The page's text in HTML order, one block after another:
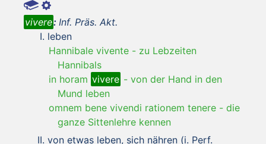
vivere: Inf. Präs. Akt.
leben
Hannibale vivente - zu Lebzeiten
Hannibals
in horam vivere - von der Hand in den
Mund leben
omnem bene vivendi rationem tenere - die
ganze Sittenlehre kennen
von etwas leben, sich nähren (i. Perf.